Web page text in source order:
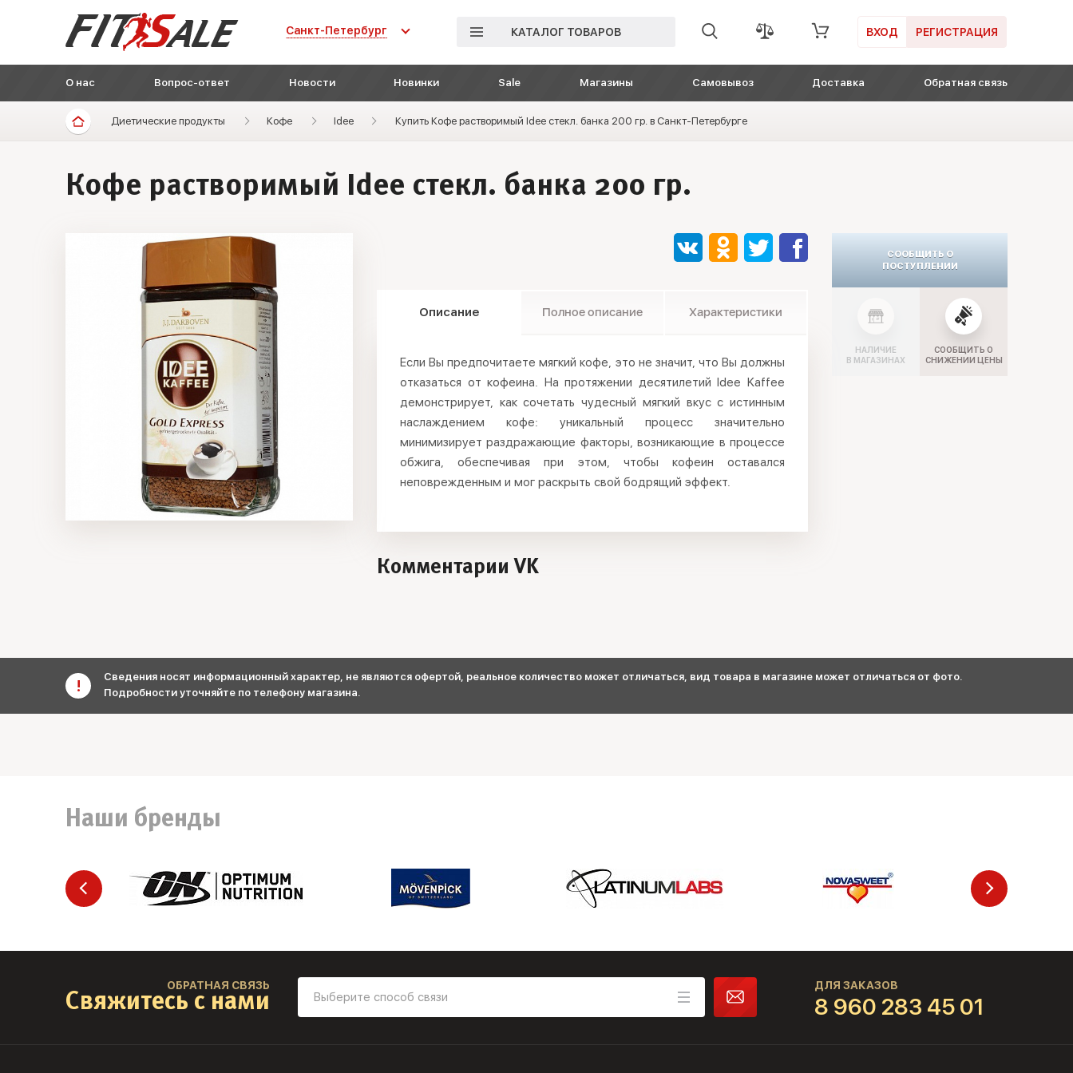
Санкт-Петербург КАТАЛОГ ТОВАРОВ ВХОД РЕГИСТРАЦИЯ
О нас Вопрос-ответ Новости Новинки Sale Магазины Самовывоз Доставка Обратная связь
Диетические продукты Кофе Idee Купить Кофе растворимый Idee стекл. банка 200 гр. в Санкт-Петербурге
Кофе растворимый Idee стекл. банка 200 гр.
Описание Полное описание Характеристики
Если Вы предпочитаете мягкий кофе, это не значит, что Вы должны
отказаться от кофеина. На протяжении десятилетий Idee Kaffee
демонстрирует, как сочетать чудесный мягкий вкус с истинным
наслаждением кофе: уникальный процесс значительно
минимизирует раздражающие факторы, возникающие в процессе
обжига, обеспечивая при этом, чтобы кофеин оставался
неповрежденным и мог раскрыть свой бодрящий эффект.
Комментарии VK
СООБЩИТЬ О
ПОСТУПЛЕНИИ
НАЛИЧИЕ
В МАГАЗИНАХ
СООБЩИТЬ О
СНИЖЕНИИ ЦЕНЫ
Сведения носят информационный характер, не являются офертой, реальное количество может отличаться, вид товара в магазине может отличаться от фото.
Подробности уточняйте по телефону магазина.
Наши бренды
ОБРАТНАЯ СВЯЗЬ
Свяжитесь с нами
ДЛЯ ЗАКАЗОВ
8 960 283 45 01